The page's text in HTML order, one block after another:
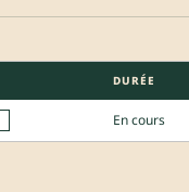
DURÉE
En cours